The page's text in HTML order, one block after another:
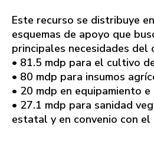
Este recurso se distribuye
esquemas de apoyo que
principales necesidades del
• 81.5 mdp para el cultivo
• 80 mdp para insumos
• 20 mdp en equipamiento
• 27.1 mdp para sanidad
estatal y en convenio con el